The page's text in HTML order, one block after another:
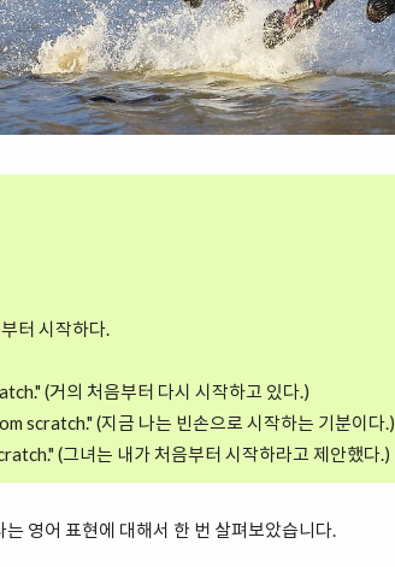
터 시작하다.
(거의 처음부터 다시 시작하고 있다.)
scratch." (지금 나는 빈손으로 시작하는 기분이다.)
(그녀는 내가 처음부터 시작하라고 제안했다.)
영어 표현에 대해서 한 번 살펴보았습니다.